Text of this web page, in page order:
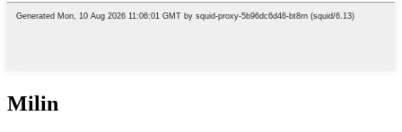
Milin